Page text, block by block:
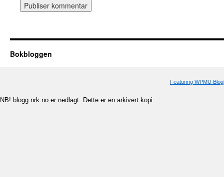
Bokbloggen
Featuring WPMU
NB! blogg.nrk.no er nedlagt. Dette er en arkivert kopi